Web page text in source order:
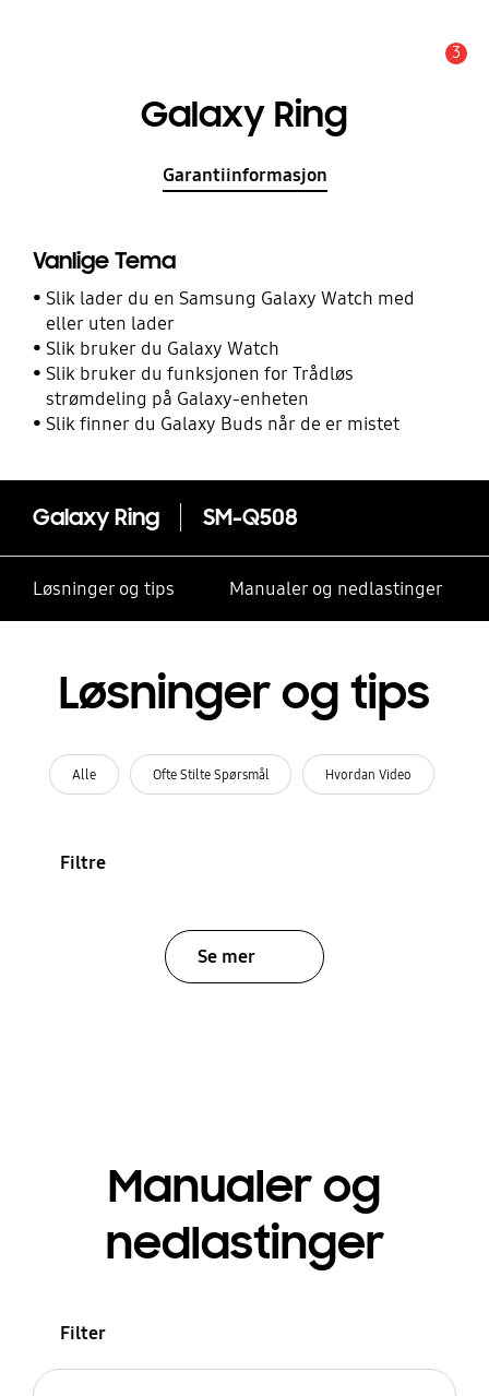
3
Galaxy Ring
Garantiinformasjon
Vanlige Tema
Slik lader du en Samsung Galaxy Watch med
eller uten lader
Slik bruker du Galaxy Watch
Slik bruker du funksjonen for Trådløs
strømdeling på Galaxy-enheten
Slik finner du Galaxy Buds når de er mistet
Galaxy Ring SM-Q508
Løsninger og tips Manualer og nedlastinger
Løsninger og tips
Alle Ofte Stilte Spørsmål Hvordan Video
Filtre
Se mer
Manualer og
nedlastinger
Filter